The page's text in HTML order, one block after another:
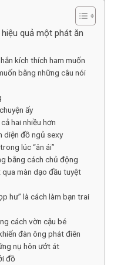
quả một phát ăn
kích thích ham muốn
bằng những câu nói
ấy
hai nhiều hơn
diện đồ ngủ sexy
lúc “ân ái”
bằng cách chủ động
màn dạo đầu tuyệt
hư” là cách làm bạn trai
cách vờn cậu bé
đàn ông phát điên
nụ hôn ướt át
đồ